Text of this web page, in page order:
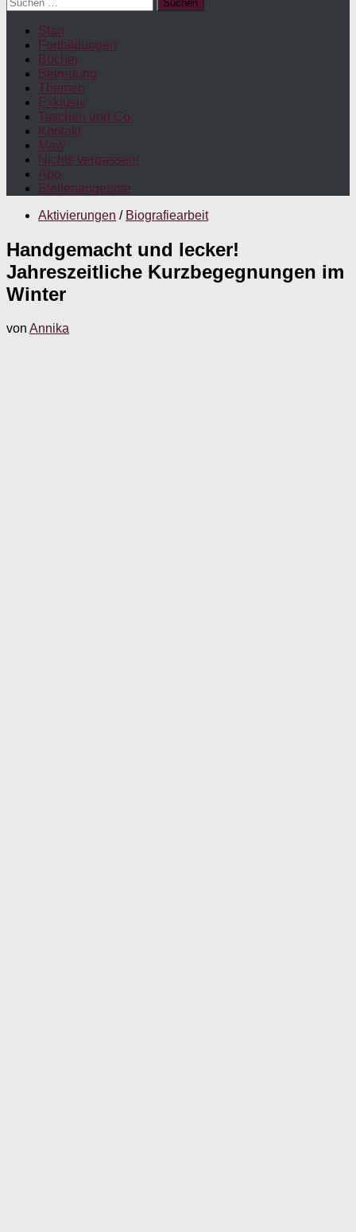
nach:
Start
Fortbildungen
Bücher
Betreuung
Themen
Exklusiv
Taschen und Co.
Kontakt
Maw
Nichts verpassen!
App
Stellenangebote
Aktivierungen / Biografiearbeit
Handgemacht und lecker!
Jahreszeitliche Kurzbegegnungen im
Winter
von Annika